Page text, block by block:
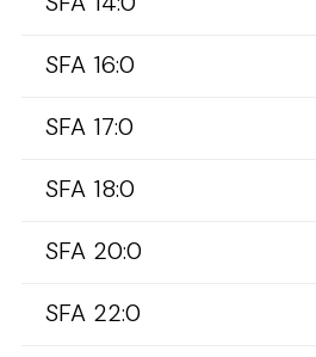
SFA 16:0
SFA 17:0
SFA 18:0
SFA 20:0
SFA 22:0